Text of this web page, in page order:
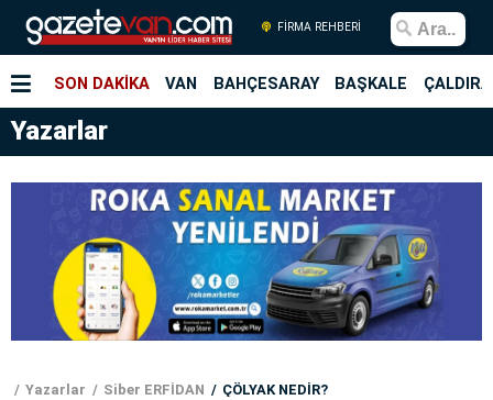
FİRMA REHBERİ
SON DAKİKA VAN BAHÇESARAY BAŞKALE
Yazarlar
Yazarlar Siber ERFİDAN ÇÖLYAK NEDİR?